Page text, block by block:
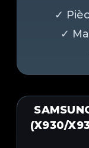
(X930/